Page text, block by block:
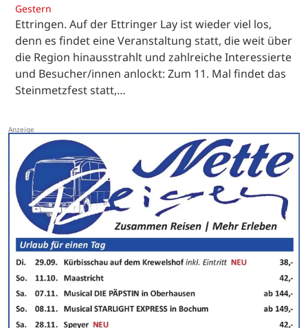
Gestern
Ettringen. Auf der Ettringer Lay ist wieder viel los,
denn es findet eine Veranstaltung statt, die weit über
die Region hinausstrahlt und zahlreiche Interessierte
und Besucher/innen anlockt: Zum 11. Mal findet das
Steinmetzfest statt,…